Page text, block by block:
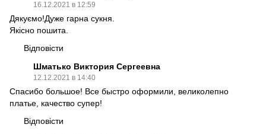
16.12.2021 в 12:59
Дякуємо!Дуже гарна сукня.
Якісно пошита.
Відповісти
Шматько Виктория Сергеевна
12.12.2021 в 14:40
Спасибо большое! Все быстро оформили, великолепно
платье, качество супер!
Відповісти